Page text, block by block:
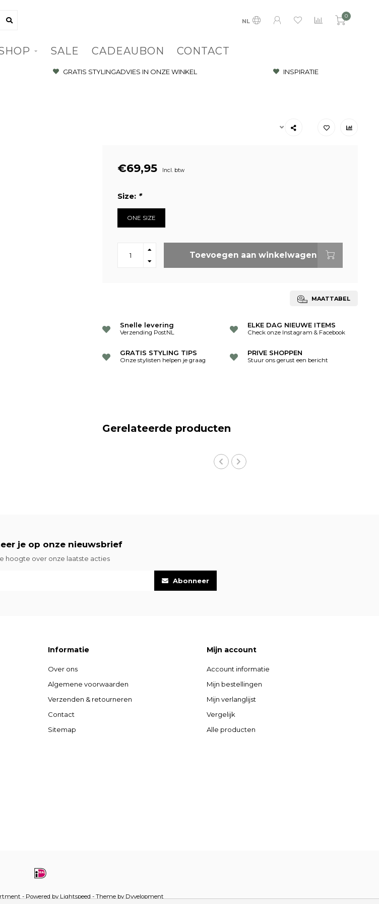
NL
0
SALE CADEAUBON CONTACT
GRATIS STYLINGADVIES IN ONZE WINKEL INSPIRATIE
€69,95 Incl. btw
Size: *
ONE SIZE
Toevoegen aan winkelwagen
MAATTABEL
Snelle levering
Verzending PostNL
ELKE DAG NIEUWE ITEMS
Check onze Instagram & Facebook
GRATIS STYLING TIPS
Onze stylisten helpen je graag
PRIVE SHOPPEN
Stuur ons gerust een bericht
Gerelateerde producten
je op onze nieuwsbrief
hoogte over onze laatste acties
Abonneer
Informatie
Over ons
Algemene voorwaarden
Verzenden & retourneren
Contact
Sitemap
Mijn account
Account informatie
Mijn bestellingen
Mijn verlanglijst
Vergelijk
Alle producten
- Powered by Lightspeed - Theme by Dyvelopment